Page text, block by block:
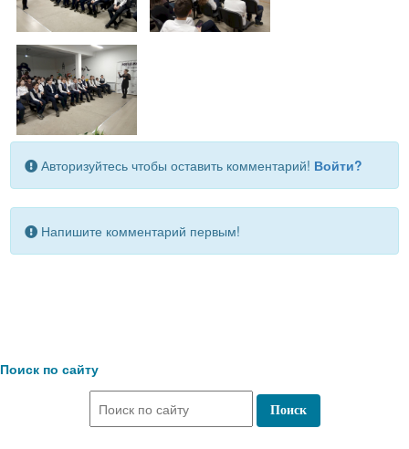
Авторизуйтесь чтобы оставить комментарий! Войти?
Напишите комментарий первым!
Поиск по сайту